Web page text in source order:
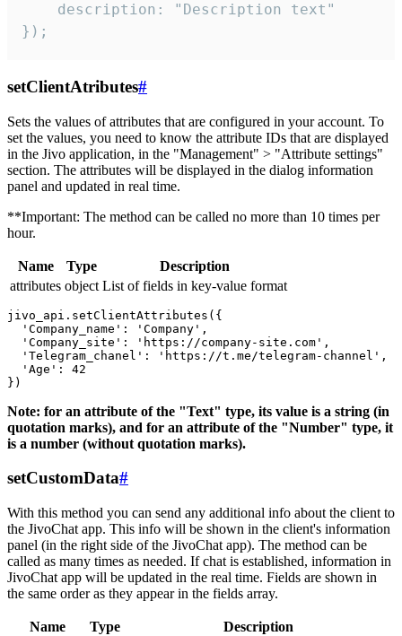
    description: "Description text"
});
setClientAtributes#
Sets the values ​​of attributes that are configured in your account. To
set the values, you need to know the attribute IDs that are displayed
in the Jivo application, in the "Management" > "Attribute settings"
section. The attributes will be displayed in the dialog information
panel and updated in real time.
**Important: The method can be called no more than 10 times per
hour.
Name Type
Description
attributes object List of fields in key-value format
jivo_api.setClientAttributes({
  'Company_name': 'Company',
  'Company_site': 'https://company-site.com',
  'Telegram_chanel': 'https://t.me/telegram-channel',
  'Age': 42
Note: for an attribute of the "Text" type, its value is a string (in
quotation marks), and for an attribute of the "Number" type, it
is a number (without quotation marks).
setCustomData#
With this method you can send any additional info about the client to
the JivoChat app. This info will be shown in the client's information
panel (in the right side of the JivoChat app). The method can be
called as many times as needed. If chat is established, information in
JivoChat app will be updated in the real time. Fields are shown in
the same order as they appear in the fields array.
Name Type
Description